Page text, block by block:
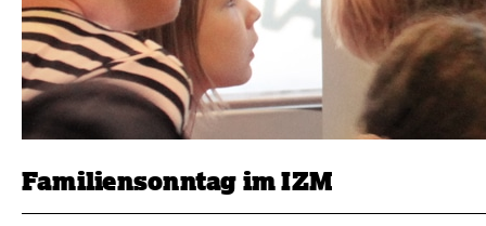
Familiensonntag im IZM